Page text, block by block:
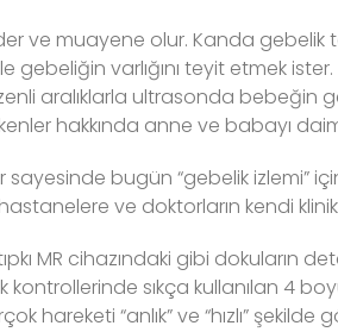
ve muayene olur. Kanda gebelik
varlığını teyit etmek
aralıklarla ultrasonda bebeğin
hakkında anne ve babayı
bugün “gebelik izlemi”
ve doktorların kendi
MR cihazındaki gibi dokuların
kontrollerinde sıkça kullanılan 4
“anlık” ve “hızlı” şekilde